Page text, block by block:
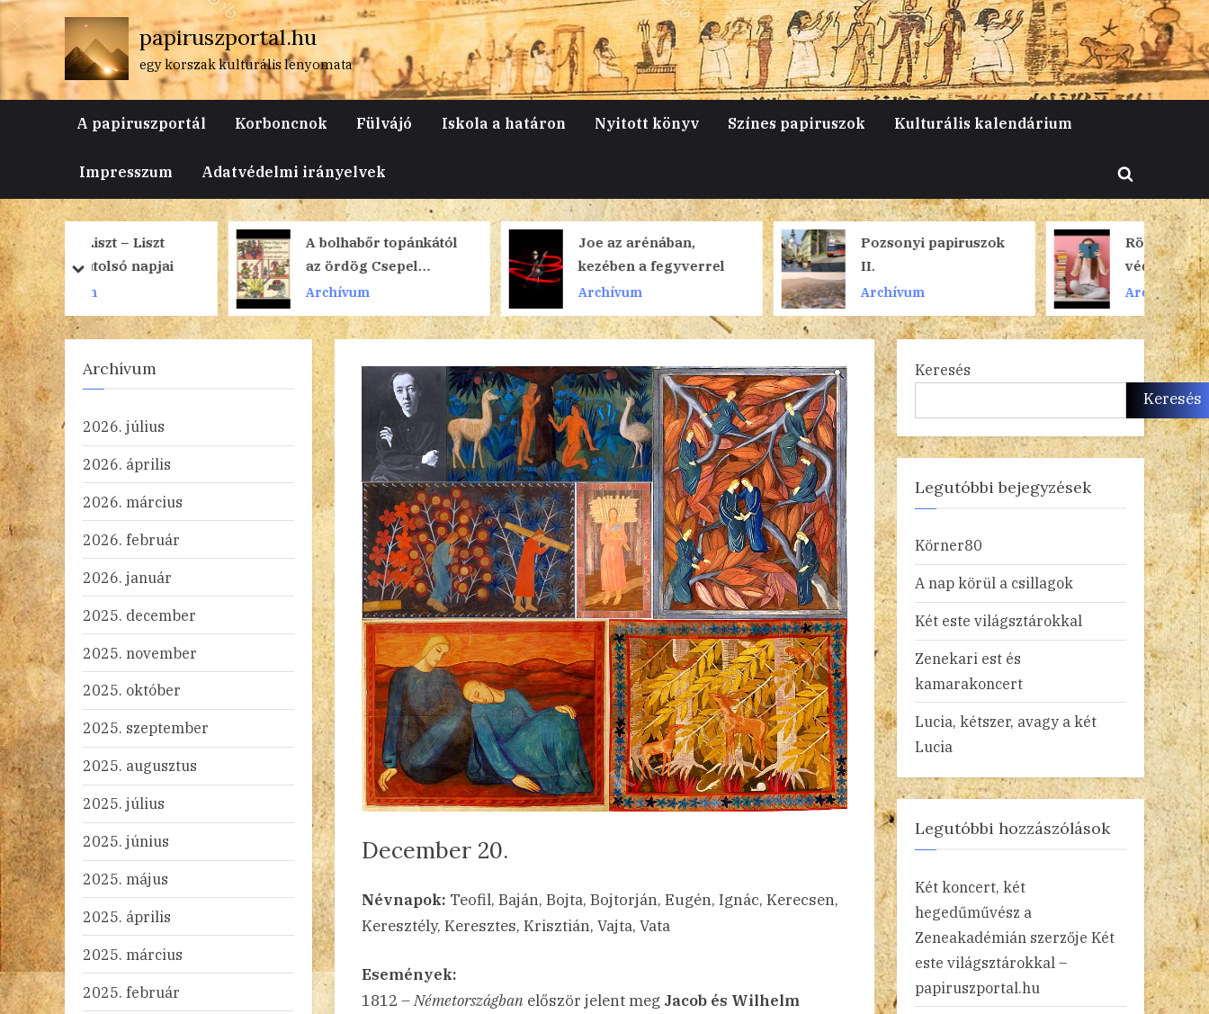
Skip
to
content
papiruszportal.hu
egy korszak kulturális lenyomata
A papiruszportál Korboncnok Fülvájó Iskola a határon Nyitott könyv Színes papiruszok Kulturális kalendárium
Impresszum Adatvédelmi irányelvek
Toggle
search
form
A bolhabőr topánkától
az ördög Csepel
kerékpárjáig
Archívum
Joe az arénában,
kezében a fegyverrel
Archívum
Pozsonyi papiruszok
II.
Archívum
Röpirat a lektűr
védelmében
Archívum
prev
next
December 20.
2022.12.20.
Nincs hozzászólás a(z)
December
20.
Névnapok: Teofil, Baján, Bojta, Bojtorján, Eugén, Ignác, Kerecsen,
Keresztély, Keresztes, Krisztián, Vajta, Vata
Események:
1812 –Németországban először jelent meg Jacob és Wilhelm
Archívum
2026. július
2026. április
2026. március
2026. február
2026. január
2025. december
2025. november
2025. október
2025. szeptember
2025. augusztus
2025. július
2025. június
2025. május
2025. április
2025. március
2025. február
Keresés
Keresés
Legutóbbi bejegyzések
Körner80
A nap körül a csillagok
Két este világsztárokkal
Zenekari est és
kamarakoncert
Lucia, kétszer, avagy a két
Lucia
Legutóbbi hozzászólások
Két koncert, két
hegedűművész a
Zeneakadémián szerzője Két
este világsztárokkal –
papiruszportal.hu